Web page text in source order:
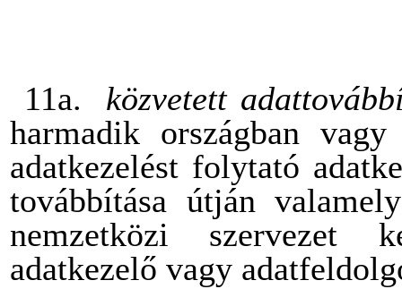
11a.
közvetett
harmadik országban
adatkezelést folytató
továbbítása útján
nemzetközi szervezet
adatkezelő vagy